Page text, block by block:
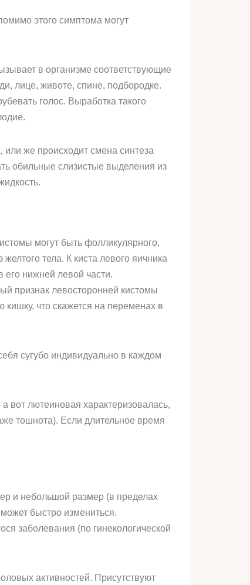
этого симптома могут
в организме соответствующие
лице, животе, спине, подбородке.
голос. Выработка такого
или же происходит смена синтеза
обильные слизистые выделения из
могут быть фолликулярного,
тела. К киста левого яичника
нижней левой части.
признак левосторонней кистомы
что скажется на переменах в
сугубо индивидуально в каждом
вот лютеиновая характеризовалась,
тошнота). Если длительное время
и небольшой размер (в пределах
быстро измениться.
заболевания (по гинекологической
активностей. Присутствуют